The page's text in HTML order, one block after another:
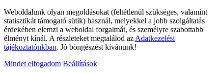
Weboldalunk olyan megoldásokat (feltétlenül szükséges, valamint
statisztikát támogató sütik) használ, melyekkel a jobb szolgáltatás
érdekében elemzi a weboldal forgalmát, és személyre szabottabb
élményt kínál. A részleteket megtalálod az Adatkezelési
tájékoztatónkban. Jó böngészést kívánunk!
Mindet elfogadom Beállítások